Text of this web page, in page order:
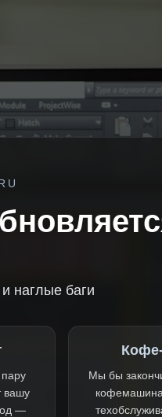
наглые баги
вашу
—
Мы бы